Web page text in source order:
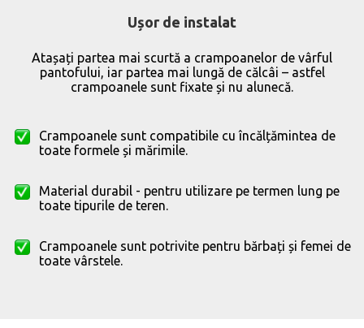
Ușor de instalat
Atașați partea mai scurtă a crampoanelor de vârful
pantofului, iar partea mai lungă de călcâi – astfel
crampoanele sunt fixate și nu alunecă.
Crampoanele sunt compatibile cu încălțămintea de
toate formele și mărimile.
Material durabil - pentru utilizare pe termen lung pe
toate tipurile de teren.
Crampoanele sunt potrivite pentru bărbați și femei de
toate vârstele.